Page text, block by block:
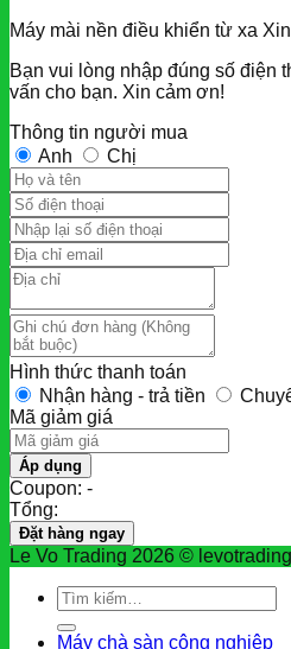
Máy mài nền điều khiển từ xa
Bạn vui lòng nhập đúng số điện
vấn cho bạn. Xin cảm ơn!
Thông tin người mua
Anh
Chị
Hình thức thanh toán
Nhận hàng - trả tiền
Mã giảm giá
Áp dụng
Coupon: -
Tổng:
Đặt hàng ngay
Le Vo Trading 2026 ©
Tìm
kiếm:
Máy chà sàn công nghiệp